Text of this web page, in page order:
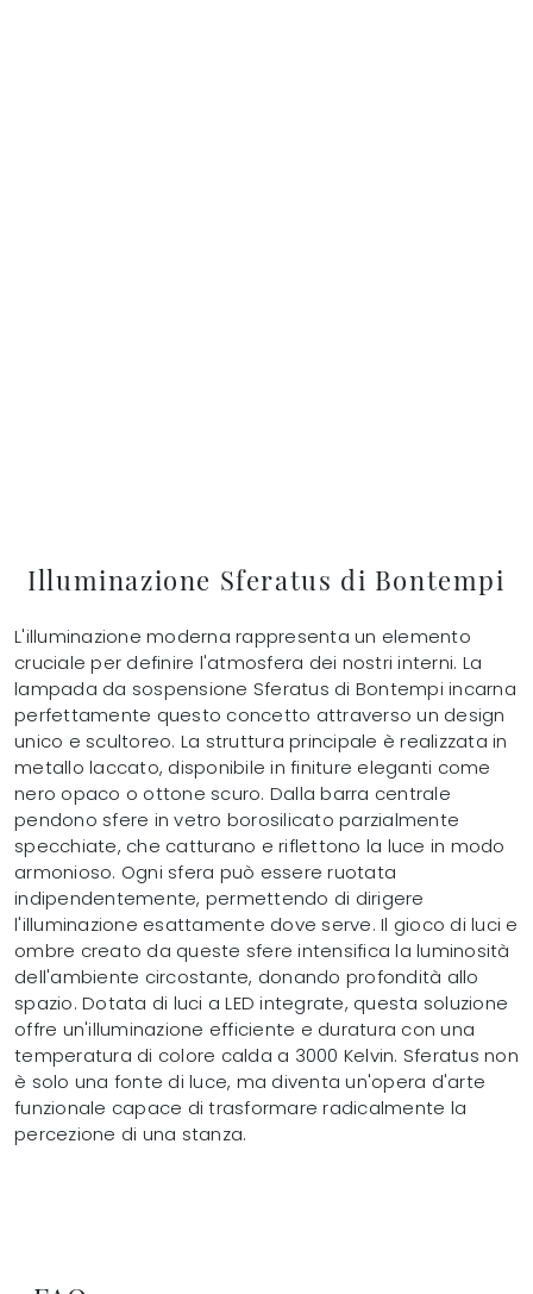
Illuminazione Sferatus di Bontempi
L'illuminazione moderna rappresenta un elemento
cruciale per definire l'atmosfera dei nostri interni. La
lampada da sospensione Sferatus di Bontempi incarna
perfettamente questo concetto attraverso un design
unico e scultoreo. La struttura principale è realizzata in
metallo laccato, disponibile in finiture eleganti come
nero opaco o ottone scuro. Dalla barra centrale
pendono sfere in vetro borosilicato parzialmente
specchiate, che catturano e riflettono la luce in modo
armonioso. Ogni sfera può essere ruotata
indipendentemente, permettendo di dirigere
l'illuminazione esattamente dove serve. Il gioco di luci e
ombre creato da queste sfere intensifica la luminosità
dell'ambiente circostante, donando profondità allo
spazio. Dotata di luci a LED integrate, questa soluzione
offre un'illuminazione efficiente e duratura con una
temperatura di colore calda a 3000 Kelvin. Sferatus non
è solo una fonte di luce, ma diventa un'opera d'arte
funzionale capace di trasformare radicalmente la
percezione di una stanza.